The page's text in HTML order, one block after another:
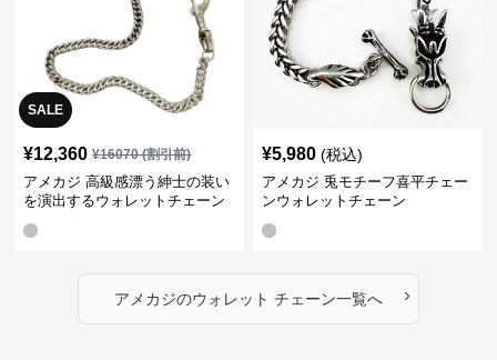
SALE
¥12,360 ¥16070(割引前)
アメカジ 高級感漂う紳士の装い
を演出するウォレットチェーン
¥5,980 (税込)
アメカジ 兎モチーフ喜平チェー
ンウォレットチェーン
アメカジのウォレット チェーン一覧へ ›